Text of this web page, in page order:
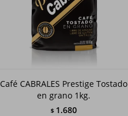
Café CABRALES Prestige Tostado
en grano 1kg.
$ 1.680